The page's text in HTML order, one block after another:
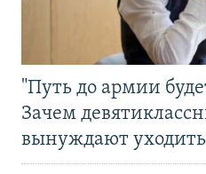
"Путь до армии
Зачем
вынуждают